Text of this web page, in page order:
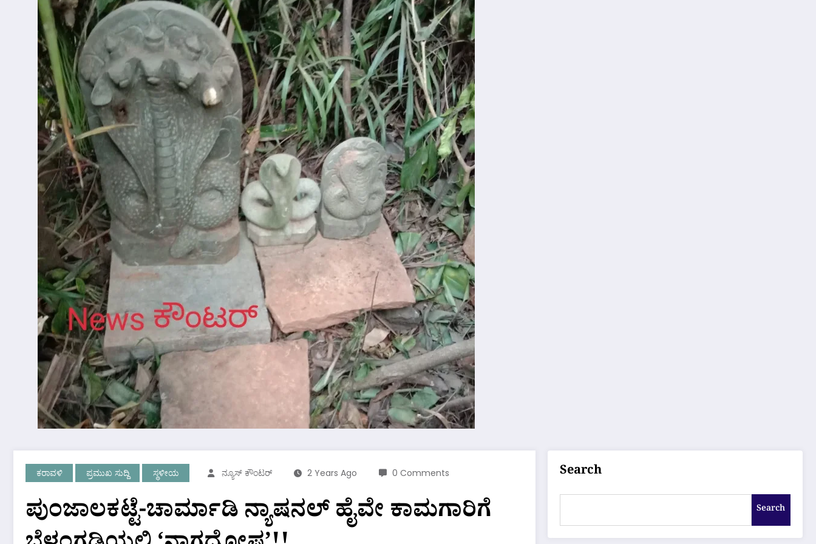
ಕರಾವಳಿ ಪ್ರಮುಖ ಸುದ್ದಿ ಸ್ಥಳೀಯ ನ್ಯೂಸ್ ಕೌಂಟರ್ 2 Years Ago 0 Comments
ಪುಂಜಾಲಕಟ್ಟೆ-ಚಾರ್ಮಾಡಿ ನ್ಯಾಷನಲ್ ಹೈವೇ ಕಾಮಗಾರಿಗೆ
Search
Search